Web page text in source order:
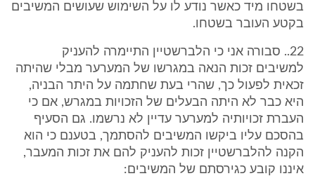
בשטחו מיד כאשר נודע לו על השימוש שעושים המשיבים
בקטע העובר בשטחו.
22.. סבורה אני כי הלברשטיין התיימרה להעניק
למשיבים זכות הנאה במגרשו של המערער מבלי שהיתה
זכאית לפעול כך, שהרי בעת שחתמה על היתר הבניה,
היא כבר לא היתה הבעלים של הזכויות במגרש, אם כי
העברת זכויותיה למערער עדיין לא נרשמו. גם הסעיף
בהסכם עליו ביקשו המשיבים להסתמך, בטענם כי הוא
הקנה להלברשטיין זכות להעניק להם את זכות המעבר,
איננו קובע כגירסתם של המשיבים: